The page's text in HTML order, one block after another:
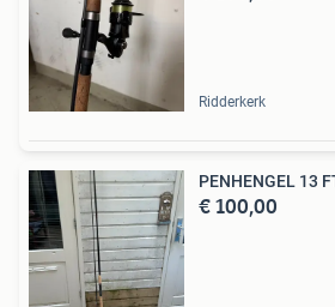
Ridderkerk
PENHENGEL 13
€ 100,00